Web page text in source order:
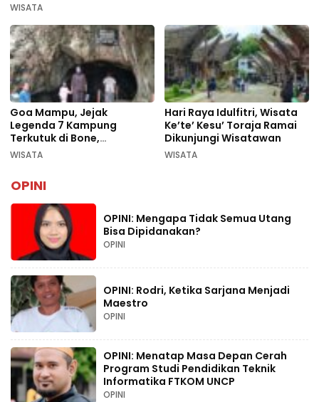
WISATA
Goa Mampu, Jejak
Legenda 7 Kampung
Terkutuk di Bone,
Rekomendasi Liburan
WISATA
Hari Raya Idulfitri, Wisata
Ke’te’ Kesu’ Toraja Ramai
Dikunjungi Wisatawan
WISATA
OPINI
OPINI: Mengapa Tidak Semua Utang
Bisa Dipidanakan?
OPINI
OPINI: Rodri, Ketika Sarjana Menjadi
Maestro
OPINI
OPINI: Menatap Masa Depan Cerah
Program Studi Pendidikan Teknik
Informatika FTKOM UNCP
OPINI